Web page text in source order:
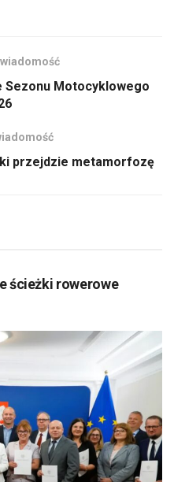
Sezonu Motocyklowego
przejdzie metamorfozę
ścieżki rowerowe